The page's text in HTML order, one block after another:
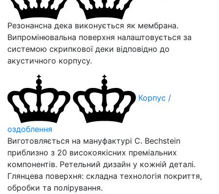
Резонансна дека виконується як мембрана.
Випромінювальна поверхня налаштовується за
системою скрипкової деки відповідно до
акустичного корпусу.
Корпус /
оздоблення
Виготовляється на мануфактурі C. Bechstein
приблизно з 20 високоякісних преміальних
компонентів. Ретельний дизайн у кожній деталі.
Глянцева поверхня: складна технологія покриття,
обробки та полірування.